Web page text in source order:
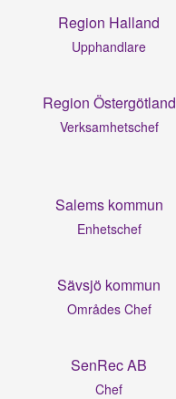
Region Halland
Upphandlare
Region Östergötland
Verksamhetschef
Salems kommun
Enhetschef
Sävsjö kommun
Områdes Chef
SenRec AB
Chef